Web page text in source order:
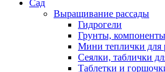
Сад
Выращивание рассады
Гидрогели
Грунты,
Мини теплички для
Сеялки, таблички
Таблетки и